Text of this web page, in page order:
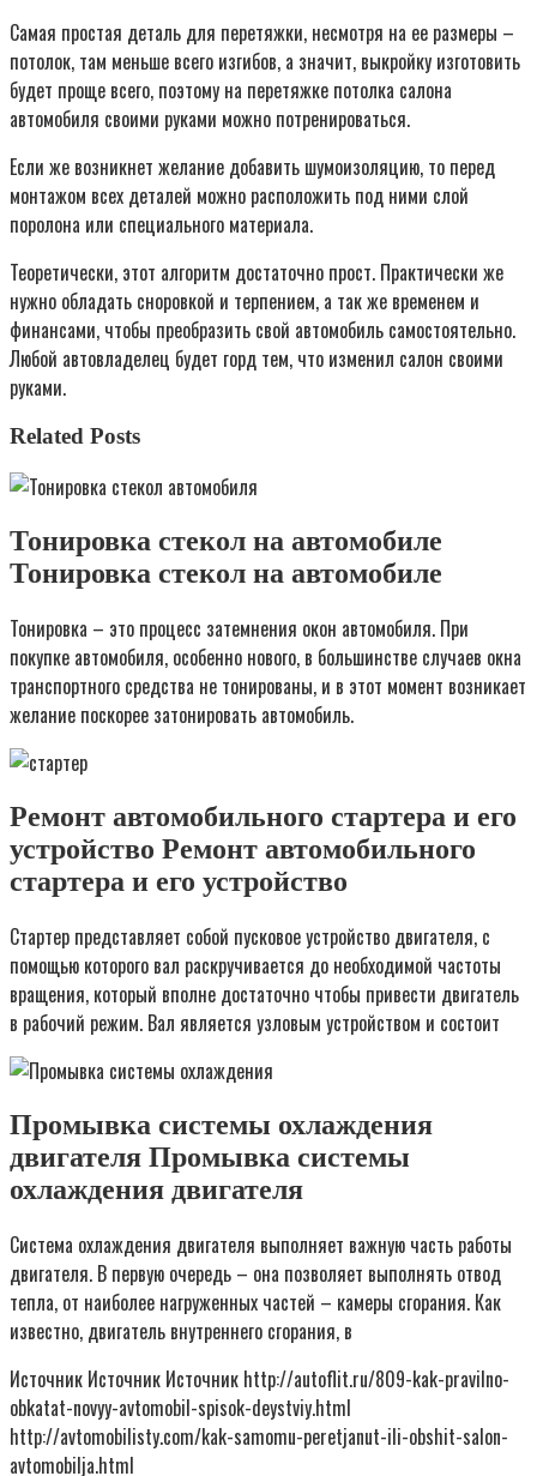
Самая простая деталь для перетяжки, несмотря на ее размеры –
потолок, там меньше всего изгибов, а значит, выкройку изготовить
будет проще всего, поэтому на перетяжке потолка салона
автомобиля своими руками можно потренироваться.
Если же возникнет желание добавить шумоизоляцию, то перед
монтажом всех деталей можно расположить под ними слой
поролона или специального материала.
Теоретически, этот алгоритм достаточно прост. Практически же
нужно обладать сноровкой и терпением, а так же временем и
финансами, чтобы преобразить свой автомобиль самостоятельно.
Любой автовладелец будет горд тем, что изменил салон своими
руками.
Related Posts
Тонировка стекол на автомобиле
Тонировка стекол на автомобиле
Тонировка – это процесс затемнения окон автомобиля. При
покупке автомобиля, особенно нового, в большинстве случаев окна
транспортного средства не тонированы, и в этот момент возникает
желание поскорее затонировать автомобиль.
Ремонт автомобильного стартера и его
устройство Ремонт автомобильного
стартера и его устройство
Стартер представляет собой пусковое устройство двигателя, с
помощью которого вал раскручивается до необходимой частоты
вращения, который вполне достаточно чтобы привести двигатель
в рабочий режим. Вал является узловым устройством и состоит
Промывка системы охлаждения
двигателя Промывка системы
охлаждения двигателя
Система охлаждения двигателя выполняет важную часть работы
двигателя. В первую очередь – она позволяет выполнять отвод
тепла, от наиболее нагруженных частей – камеры сгорания. Как
известно, двигатель внутреннего сгорания, в
Источник Источник Источник http://autoflit.ru/809-kak-pravilno-
obkatat-novyy-avtomobil-spisok-deystviy.html
http://avtomobilisty.com/kak-samomu-peretjanut-ili-obshit-salon-
avtomobilja.html